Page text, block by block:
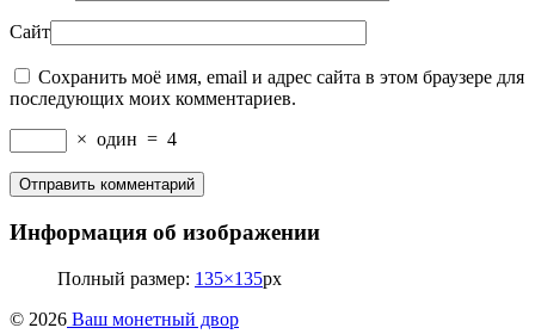
Сайт
Сохранить моё имя, email и адрес сайта в этом браузере для
последующих моих комментариев.
× один = 4
Информация об изображении
Полный размер: 135×135px
© 2026 Ваш монетный двор